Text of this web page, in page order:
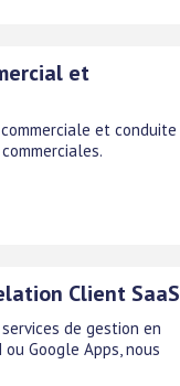
et
et conduite
Client SaaS
de gestion en
ou Google Apps, nous